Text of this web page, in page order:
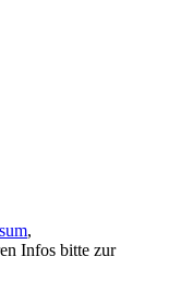
,
Infos bitte zur